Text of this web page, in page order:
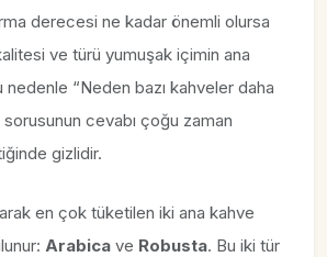
derecesi ne kadar önemli olursa
ve türü yumuşak içimin ana
“Neden bazı kahveler daha
cevabı çoğu zaman
gizlidir.
en çok tüketilen iki ana kahve
Arabica ve Robusta. Bu iki tür